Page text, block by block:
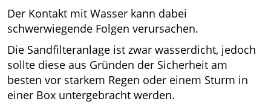
Der Kontakt mit Wasser kann dabei
schwerwiegende Folgen verursachen.
Die Sandfilteranlage ist zwar wasserdicht, jedoch
sollte diese aus Gründen der Sicherheit am
besten vor starkem Regen oder einem Sturm in
einer Box untergebracht werden.